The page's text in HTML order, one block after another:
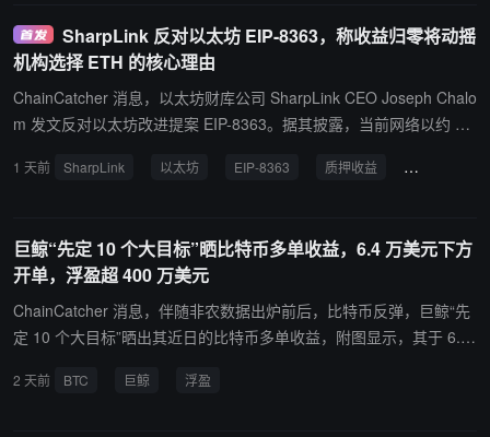
少 50 万次（不包括回复展示）； * 持续发布原创内容。
上市场的新模式。Galaxy 方面表示，此举将公司资管平台扩展至机
构级链上策略。
SharpLink 反对以太坊 EIP-8363，称收益归零将动摇
机构选择 ETH 的核心理由
ChainCatcher 消息，以太坊财库公司 SharpLink CEO Joseph Chalo
m 发文反对以太坊改进提案 EIP-8363。据其披露，当前网络以约 2.7
过，将在约一年半内分阶段实施，随质押量上升逐步销毁部分发行奖
理由： 质押收益是链上所有利率的事实基准，约 350 亿美元 TVL 的
流动性质押代币是链上借贷的核心抵押品，收益归零将推高链上资金
成本、使实际收益趋近甚至为负，抵押品将迁移至仍有收益的资产，
独立质押者与中小运营商会最先被挤出。 原生收益属性正是机构选择
主动放弃其竞争优势。 发行并非对外支出的成本，而是网络内部向安
1 天前 SharpLink 以太坊 EIP-8363 质押收益 机构采用
巨鲸“先定 10 个大目标”晒比特币多单收益，6.4 万美元下方
开单，浮盈超 400 万美元
ChainCatcher 消息，伴随非农数据出炉前后，比特币反弹，巨鲸“先
定 10 个大目标”晒出其近日的比特币多单收益，附图显示，其于 6.4
2 天前 BTC 巨鲸 浮盈